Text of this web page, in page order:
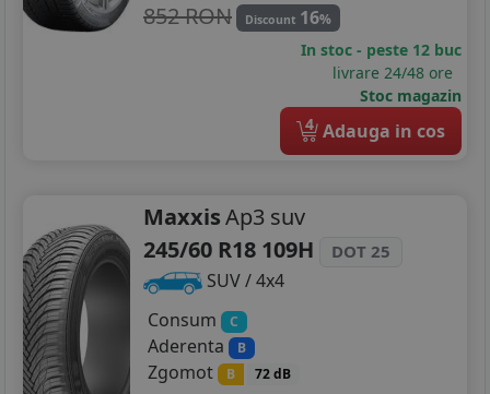
852 RON Discount 16%
In stoc - peste 12 buc
livrare 24/48 ore
Stoc magazin
4 Adauga in cos
MaxxisAp3 suv
245/60 R18 109H
DOT 25
SUV / 4x4
Consum
C
Aderenta B
Zgomot B 72 dB